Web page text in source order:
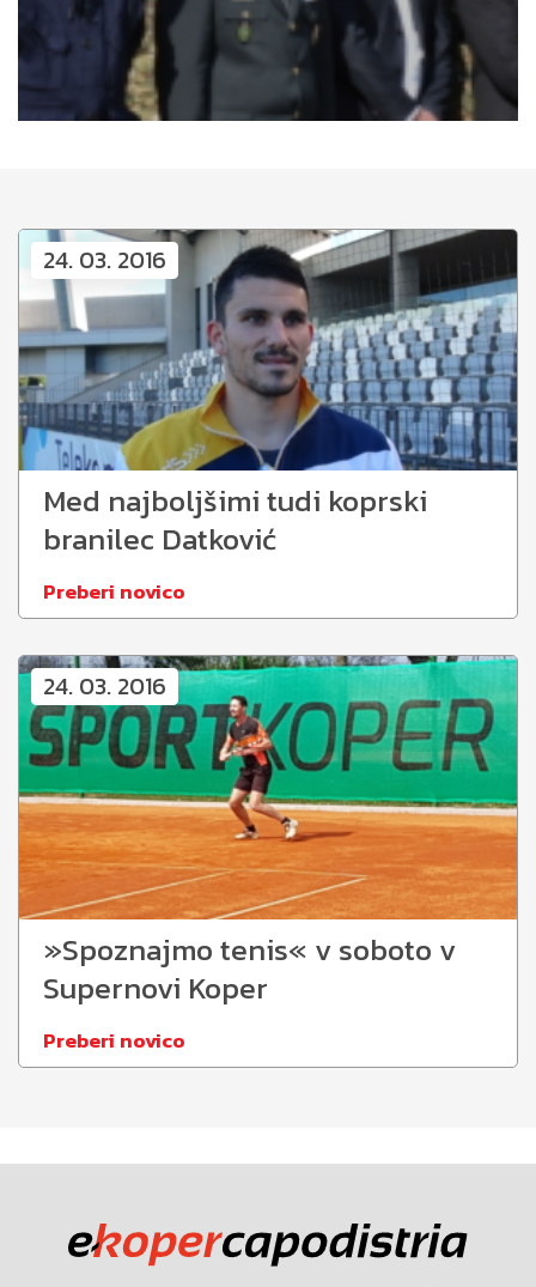
24. 03. 2016
Med najboljšimi tudi koprski
branilec Datković
Preberi novico
24. 03. 2016
»Spoznajmo tenis« v soboto v
Supernovi Koper
Preberi novico